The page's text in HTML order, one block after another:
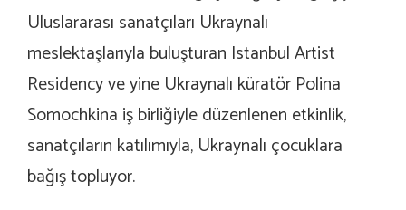
Uluslararası sanatçıları Ukraynalı
meslektaşlarıyla buluşturan Istanbul Artist
Residency ve yine Ukraynalı küratör Polina
Somochkina iş birliğiyle düzenlenen etkinlik,
sanatçıların katılımıyla, Ukraynalı çocuklara
bağış topluyor.